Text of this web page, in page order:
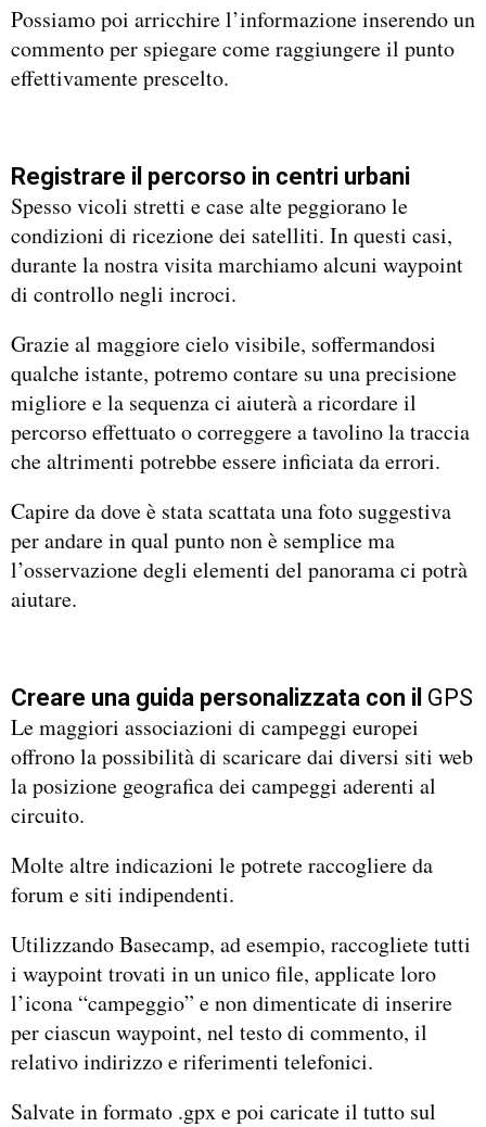
Possiamo poi arricchire l’informazione inserendo un
commento per spiegare come raggiungere il punto
effettivamente prescelto.
Registrare il percorso in centri urbani
Spesso vicoli stretti e case alte peggiorano le
condizioni di ricezione dei satelliti. In questi casi,
durante la nostra visita marchiamo alcuni waypoint
di controllo negli incroci.
Grazie al maggiore cielo visibile, soffermandosi
qualche istante, potremo contare su una precisione
migliore e la sequenza ci aiuterà a ricordare il
percorso effettuato o correggere a tavolino la traccia
che altrimenti potrebbe essere inficiata da errori.
Capire da dove è stata scattata una foto suggestiva
per andare in qual punto non è semplice ma
l’osservazione degli elementi del panorama ci potrà
aiutare.
Creare una guida personalizzata con il GPS
Le maggiori associazioni di campeggi europei
offrono la possibilità di scaricare dai diversi siti web
la posizione geografica dei campeggi aderenti al
circuito.
Molte altre indicazioni le potrete raccogliere da
forum e siti indipendenti.
Utilizzando Basecamp, ad esempio, raccogliete tutti
i waypoint trovati in un unico file, applicate loro
l’icona “campeggio” e non dimenticate di inserire
per ciascun waypoint, nel testo di commento, il
relativo indirizzo e riferimenti telefonici.
Salvate in formato .gpx e poi caricate il tutto sul